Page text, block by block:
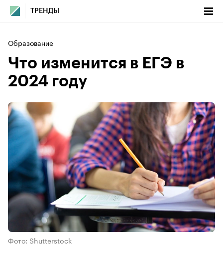
ТРЕНДЫ
Образование
Что изменится в ЕГЭ в
2024 году
Фото: Shutterstock